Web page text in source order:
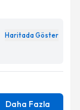
Haritada Göster
Daha Fazla